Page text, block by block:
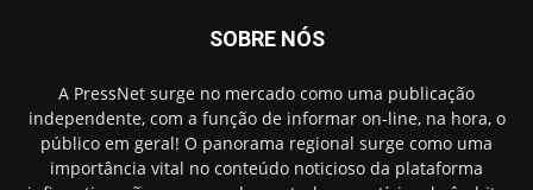
SOBRE NÓS
A PressNet surge no mercado como uma publicação
independente, com a função de informar on-line, na hora, o
público em geral! O panorama regional surge como uma
importância vital no conteúdo noticioso da plataforma